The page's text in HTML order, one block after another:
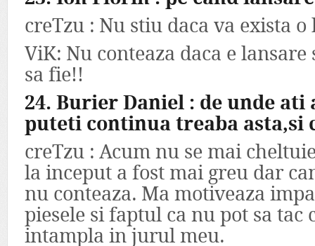
creTzu : Nu stiu daca va exista o
ViK: Nu conteaza daca e
sa fie!!
24. Burier Daniel : de unde ati
puteti continua treaba asta,si
creTzu : Acum nu se mai
la inceput a fost mai greu dar
nu conteaza. Ma motiveaza
piesele si faptul ca nu pot sa tac
intampla in jurul meu.